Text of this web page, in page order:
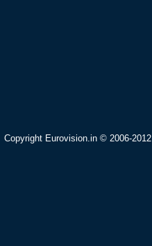
Copyright Eurovision.in © 2006-2012